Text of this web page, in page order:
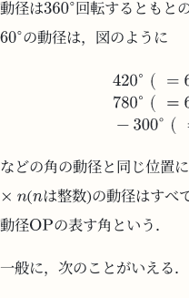
動径は
回転するともと
の動径は，図のように
などの角の動径と同じ位置
(
は整数)の動径はすべ
動径
の表す角という．
一般に，次のことがいえる．